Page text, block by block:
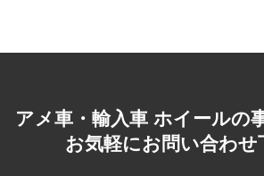
アメ車・輸入車 ホイールの
お気軽にお問い合わせ